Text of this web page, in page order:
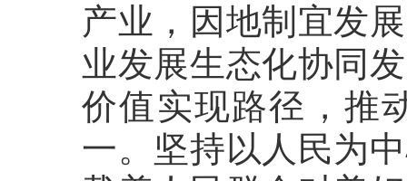
产业，因地制宜发
业发展生态化协同
价值实现路径，推
一。坚持以人民为